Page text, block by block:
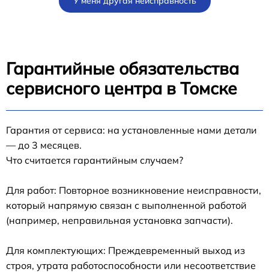
Гарантийные обязательства
сервисного центра в Томске
Гарантия от сервиса: на установленные нами детали
— до 3 месяцев.
Что считается гарантийным случаем?
Для работ: Повторное возникновение неисправности,
который напрямую связан с выполненной работой
(например, неправильная установка запчасти).
Для комплектующих: Преждевременный выход из
строя, утрата работоспособности или несоответствие